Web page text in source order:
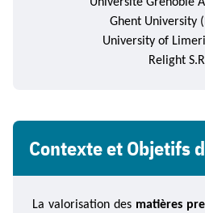
Ghent University
University of
Relight
Contexte et Objetifs
La valorisation des matières